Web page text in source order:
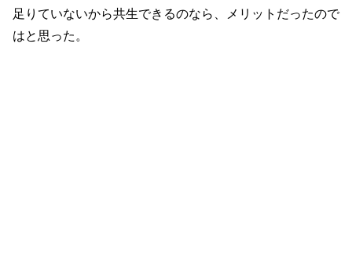
足りていないから共生できるのなら、メリットだったので
はと思った。